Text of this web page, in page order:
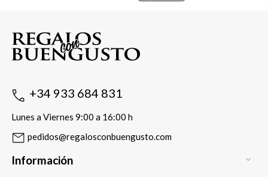
+34 933 684 831
Lunes a Viernes 9:00 a 16:00 h
pedidos@regalosconbuengusto.com
Información 